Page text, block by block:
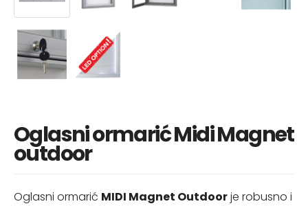
Oglasni ormarić Midi Magnet
outdoor
Oglasni ormarić MIDI Magnet Outdoorje robusno i